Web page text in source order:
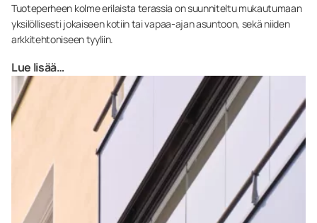
Tuoteperheen kolme erilaista terassia on suunniteltu mukautumaan
yksilöllisesti jokaiseen kotiin tai vapaa-ajan asuntoon, sekä niiden
arkkitehtoniseen tyyliin.
Lue lisää…